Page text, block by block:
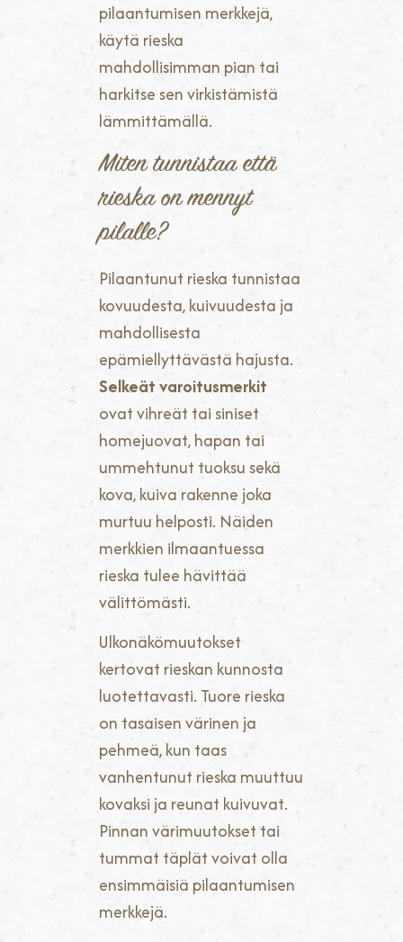
pilaantumisen merkkejä,
käytä rieska
mahdollisimman pian tai
harkitse sen virkistämistä
lämmittämällä.
Miten tunnistaa että
rieska on mennyt
pilalle?
Pilaantunut rieska tunnistaa
kovuudesta, kuivuudesta ja
mahdollisesta
epämiellyttävästä hajusta.
Selkeät varoitusmerkit
ovat vihreät tai siniset
homejuovat, hapan tai
ummehtunut tuoksu sekä
kova, kuiva rakenne joka
murtuu helposti. Näiden
merkkien ilmaantuessa
rieska tulee hävittää
välittömästi.
Ulkonäkömuutokset
kertovat rieskan kunnosta
luotettavasti. Tuore rieska
on tasaisen värinen ja
pehmeä, kun taas
vanhentunut rieska muuttuu
kovaksi ja reunat kuivuvat.
Pinnan värimuutokset tai
tummat täplät voivat olla
ensimmäisiä pilaantumisen
merkkejä.